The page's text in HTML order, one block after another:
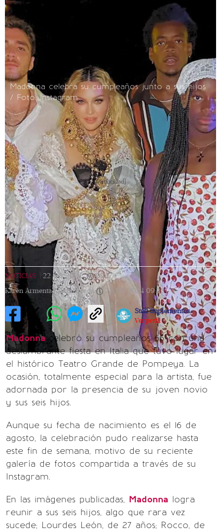
Madonna celebra su cumpleaños junto a sus hijos
/ Foto: Instagram
[Publicidad]
NOTICIAS 22/08/2024 | 09:17 |
Karen Armenta | Actualizada 22/08/2024 09:22
Staff Suplementos
Ver perfil
Madonnacelebró su cumpleaños 66 con una
deslumbrante fiesta en Italia que tuvo lugar en
el histórico Teatro Grande de Pompeya. La
ocasión, totalmente especial para la artista, fue
adornada por la presencia de su joven novio
y sus seis hijos.
Aunque su fecha de nacimiento es el 16 de
agosto, la celebración pudo realizarse hasta
este fin de semana, motivo de su reciente
galería de fotos compartida a través de su
Instagram.
En las imágenes publicadas, Madonna logra
reunir a sus seis hijos, algo que rara vez
sucede; Lourdes León, de 27 años; Rocco, de